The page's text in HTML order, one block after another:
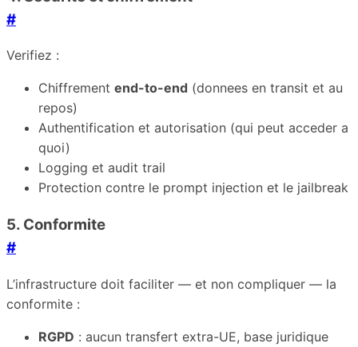
#
Verifiez :
Chiffrement end-to-end (donnees en transit et au
repos)
Authentification et autorisation (qui peut acceder a
quoi)
Logging et audit trail
Protection contre le prompt injection et le jailbreak
5. Conformite
#
L’infrastructure doit faciliter — et non compliquer — la
conformite :
RGPD : aucun transfert extra-UE, base juridique